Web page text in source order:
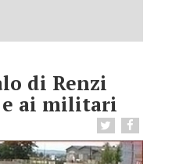
di Renzi
ai militari